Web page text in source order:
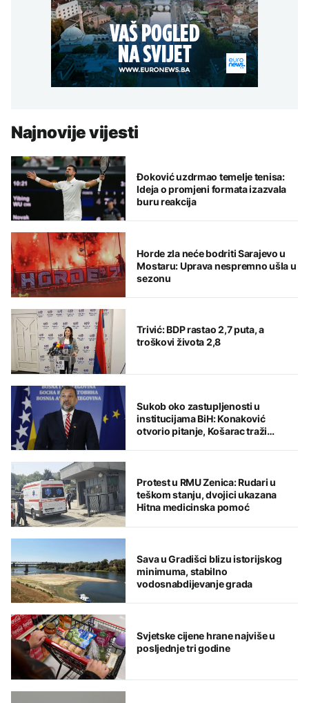
Najnovije vijesti
Đoković uzdrmao temelje tenisa:
Ideja o promjeni formata izazvala
buru reakcija
Horde zla neće bodriti Sarajevo u
Mostaru: Uprava nespremno ušla u
sezonu
Trivić: BDP rastao 2,7 puta, a
troškovi života 2,8
Sukob oko zastupljenosti u
institucijama BiH: Konaković
otvorio pitanje, Košarac traži
Protest u RMU Zenica: Rudari u
teškom stanju, dvojici ukazana
Hitna medicinska pomoć
Sava u Gradišci blizu istorijskog
minimuma, stabilno
vodosnabdijevanje grada
Svjetske cijene hrane najviše u
posljednje tri godine